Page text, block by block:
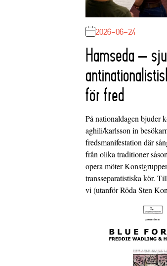
2026-06-24
Hamseda –
för fred
På nationaldagen bjuder
aghili/karlsson in
fredsmanifestation där
från olika traditioner
opera möter
transseparatistiska kör.
vi (utanför Röda Sten